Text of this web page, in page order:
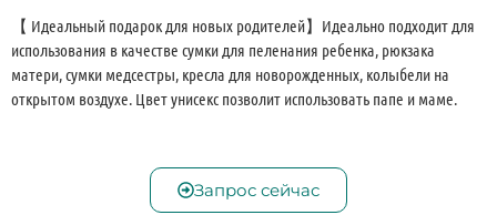
【 Идеальный подарок для новых родителей】Идеально подходит для
использования в качестве сумки для пеленания ребенка, рюкзака
матери, сумки медсестры, кресла для новорожденных, колыбели на
открытом воздухе. Цвет унисекс позволит использовать папе и маме.
Запрос сейчас